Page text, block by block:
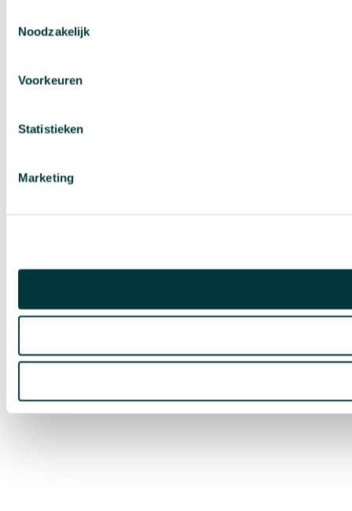
Noodzakelijk
Voorkeuren
Statistieken
Marketing